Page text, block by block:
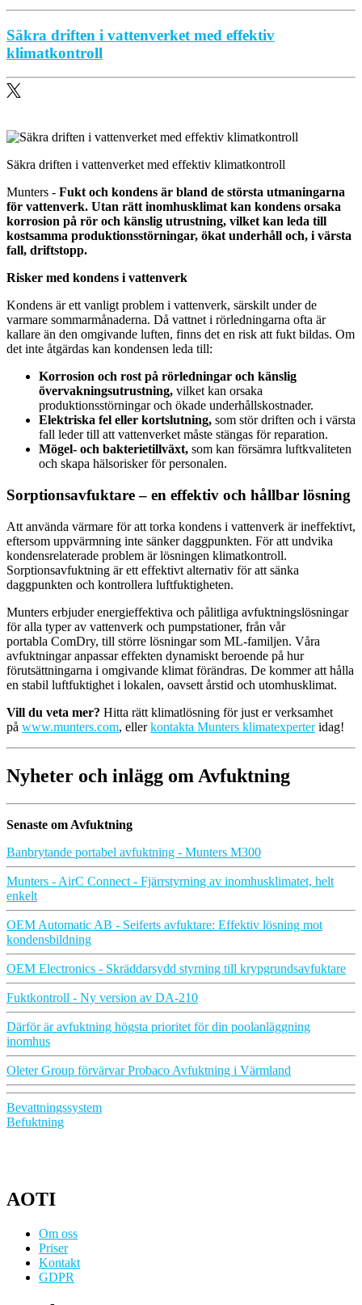
Säkra driften i vattenverket med effektiv
klimatkontroll
Säkra driften i vattenverket med effektiv klimatkontroll
Munters - Fukt och kondens är bland de största utmaningarna
för vattenverk. Utan rätt inomhusklimat kan kondens orsaka
korrosion på rör och känslig utrustning, vilket kan leda till
kostsamma produktionsstörningar, ökat underhåll och, i värsta
fall, driftstopp.
Risker med kondens i vattenverk
Kondens är ett vanligt problem i vattenverk, särskilt under de
varmare sommarmånaderna. Då vattnet i rörledningarna ofta är
kallare än den omgivande luften, finns det en risk att fukt bildas. Om
det inte åtgärdas kan kondensen leda till:
Korrosion och rost på rörledningar och känslig
övervakningsutrustning, vilket kan orsaka
produktionsstörningar och ökade underhållskostnader.
Elektriska fel eller kortslutning, som stör driften och i värsta
fall leder till att vattenverket måste stängas för reparation.
Mögel- och bakterietillväxt, som kan försämra luftkvaliteten
och skapa hälsorisker för personalen.
Sorptionsavfuktare – en effektiv och hållbar lösning
Att använda värmare för att torka kondens i vattenverk är ineffektivt,
eftersom uppvärmning inte sänker daggpunkten. För att undvika
kondensrelaterade problem är lösningen klimatkontroll.
Sorptionsavfuktning är ett effektivt alternativ för att sänka
daggpunkten och kontrollera luftfuktigheten.
Munters erbjuder energieffektiva och pålitliga avfuktningslösningar
för alla typer av vattenverk och pumpstationer, från vår
portabla ComDry, till större lösningar som ML-familjen. Våra
avfuktningar anpassar effekten dynamiskt beroende på hur
förutsättningarna i omgivande klimat förändras. De kommer att hålla
en stabil luftfuktighet i lokalen, oavsett årstid och utomhusklimat.
Vill du veta mer? Hitta rätt klimatlösning för just er verksamhet
på www.munters.com, ellerkontakta Munters klimatexperteridag!
Nyheter och inlägg om Avfuktning
Senaste om Avfuktning
Banbrytande portabel avfuktning - Munters M300
Munters - AirC Connect - Fjärrstyrning av inomhusklimatet, helt
enkelt
OEM Automatic AB - Seiferts avfuktare: Effektiv lösning mot
kondensbildning
OEM Electronics - Skräddarsydd styrning till krypgrundsavfuktare
Fuktkontroll - Ny version av DA-210
Därför är avfuktning högsta prioritet för din poolanläggning
inomhus
Oleter Group förvärvar Probaco Avfuktning i Värmland
Inläggsnavigering
Bevattningssystem
Befuktning
AOTI
Om oss
Priser
Kontakt
GDPR